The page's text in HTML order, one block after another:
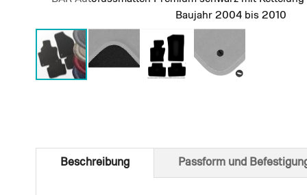
Baujahr 2004 bis 2010
of
Beschreibung Passform und